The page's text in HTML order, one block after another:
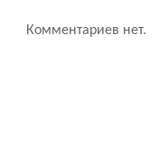
Комментариев нет.